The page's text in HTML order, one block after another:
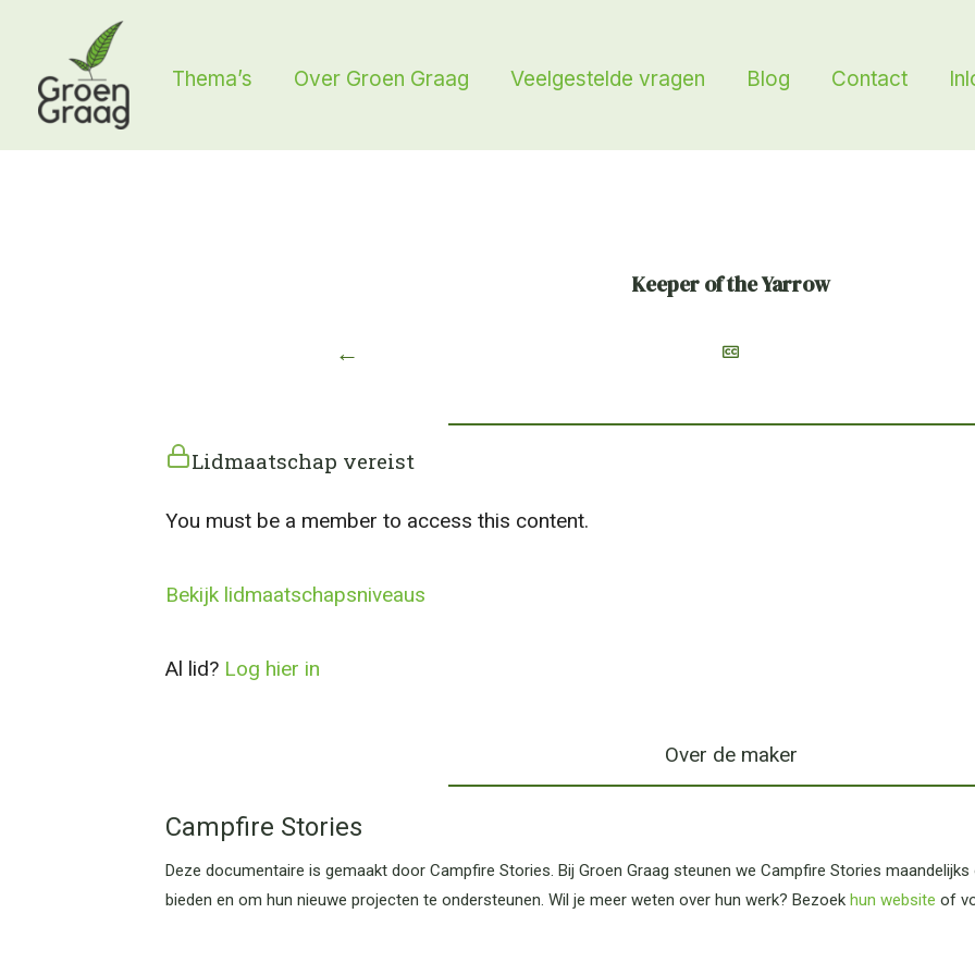
inhoud
Thema’s Over Groen Graag Veelgestelde vragen Blog Contact
Keeper of the Yarrow
←
Lidmaatschap vereist
You must be a member to access this content.
Bekijk lidmaatschapsniveaus
Al lid? Log hier in
Over de maker
Campfire Stories
Deze documentaire is gemaakt door Campfire Stories. Bij Groen Graag steunen we Campfire Stories
bieden en om hun nieuwe projecten te ondersteunen. Wil je meer weten over hun werk? Bezoek hun website of